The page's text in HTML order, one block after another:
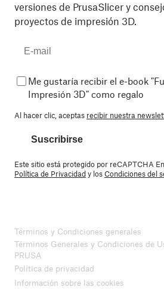
versiones de PrusaSlicer y
proyectos de impresión 3D.
Me gustaría recibir el e-book
Impresión 3D" como regalo
Al hacer clic, aceptas recibir nuestra
Suscribirse
Este sitio está protegido por reCAPTCHA
Política de Privacidady losCondiciones del
Términos y Condiciones generales
Términos Generales y Condiciones de
PRUSA
Política de privacidad
Información sobre las cookies